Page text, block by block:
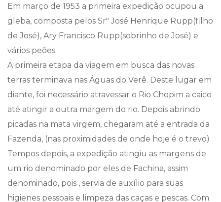
Em março de 1953 a primeira expedição ocupou a
gleba, composta pelos Srº José Henrique Rupp(filho
de José), Ary Francisco Rupp(sobrinho de José) e
vários peões.
A primeira etapa da viagem em busca das novas
terras terminava nas Águas do Verê. Deste lugar em
diante, foi necessário atravessar o Rio Chopim a caico
até atingir a outra margem do rio. Depois abrindo
picadas na mata virgem, chegaram até a entrada da
Fazenda, (nas proximidades de onde hoje é o trevo)
Tempos depois, a expedição atingiu as margens de
um rio denominado por eles de Fachina, assim
denominado, pois , servia de auxílio para suas
higienes pessoais e limpeza das caças e pescas. Com